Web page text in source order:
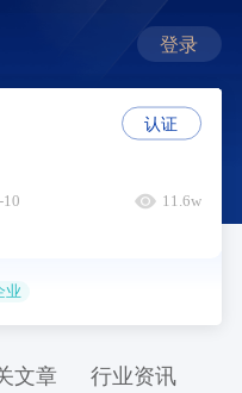
登录
10 11.6w
业
认证
文章 行业资讯